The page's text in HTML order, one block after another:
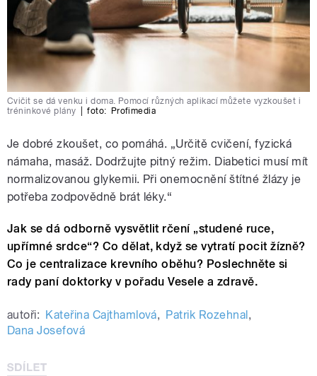
Cvičit se dá venku i doma. Pomocí různých aplikací můžete vyzkoušet i
tréninkové plány
foto: Profimedia
Je dobré zkoušet, co pomáhá. „Určitě cvičení, fyzická
námaha, masáž. Dodržujte pitný režim. Diabetici musí mít
normalizovanou glykemii. Při onemocnění štítné žlázy je
potřeba zodpovědně brát léky.“
Jak se dá odborně vysvětlit rčení „studené ruce,
upřímné srdce“? Co dělat, když se vytratí pocit žízně?
Co je centralizace krevního oběhu? Poslechněte si
rady paní doktorky v pořadu Vesele a zdravě.
autoři: Kateřina Cajthamlová, Patrik Rozehnal,
Dana Josefová